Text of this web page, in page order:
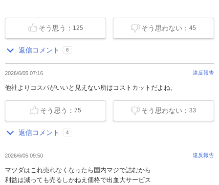
そう思わない： 45
そう思う： 125
返信コメント 6
2026/6/05 07:16 違反報告
他社よりコスパがいいと見えない所はコストカットだよね。
そう思わない： 33
そう思う：75
返信コメント 4
2026/6/05 09:50 違反報告
マツダはこれ売れなくなったら国内マジで詰むから
利益は減っても売るしかねえ価格で出血大サービス